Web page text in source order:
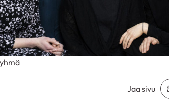
Jaa sivu